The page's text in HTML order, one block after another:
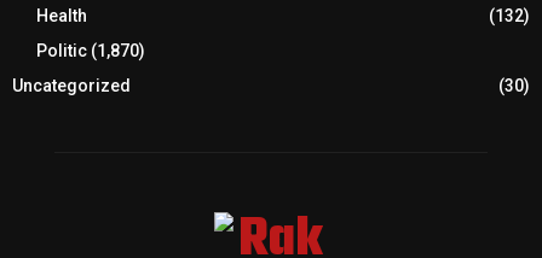
Health
(132)
Politic (1,870)
Uncategorized
(30)